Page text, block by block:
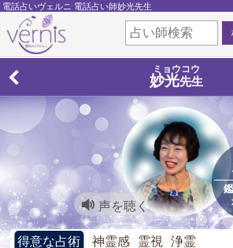
電話占いヴェルニ 電話占い師妙光先生
ミョウコウ
妙光先生
声を聴く
得意な占術
神霊感 霊視 浄霊